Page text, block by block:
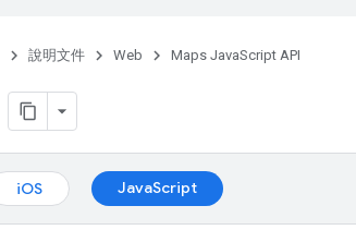
說明文件 Web Maps JavaScript API
iOS JavaScript